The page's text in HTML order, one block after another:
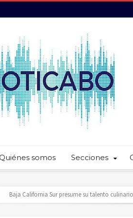
Quiénes somos Secciones
Servidores públicos realizan recorridos para